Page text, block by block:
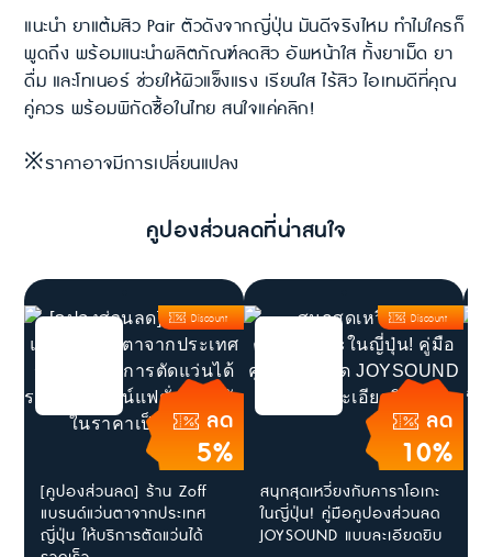
แนะนำ ยาแต้มสิว Pair ตัวดังจากญี่ปุ่น มันดีจริงไหม ทำไมใครก็
พูดถึง พร้อมแนะนำผลิตภัณฑ์ลดสิว อัพหน้าใส ทั้งยาเม็ด ยา
ดื่ม และโทเนอร์ ช่วยให้ผิวแข็งแรง เรียนใส ไร้สิว ไอเทมดีที่คุณ
คู่ควร พร้อมพิกัดซื้อในไทย สนใจแค่คลิก!
※ราคาอาจมีการเปลี่ยนแปลง
คูปองส่วนลดที่น่าสนใจ
ลด
5%
Discount
[คูปองส่วนลด] ร้าน Zoff
แบรนด์แว่นตาจากประเทศ
ญี่ปุ่น ให้บริการตัดแว่นได้
ลด
10%
Discount
สนุกสุดเหวี่ยงกับคาราโอเกะ
ในญี่ปุ่น! คู่มือคูปองส่วนลด
JOYSOUND แบบละเอียดยิบ